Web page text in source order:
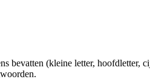
bevatten (kleine letter, hoofdletter,